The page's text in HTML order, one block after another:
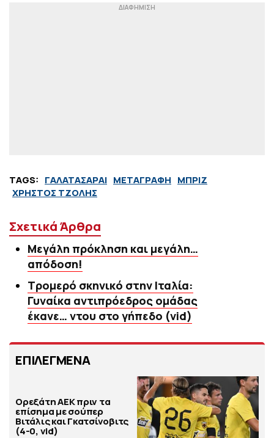
TAGS: ΓΑΛΑΤΑΣΑΡΑΙ ΜΕΤΑΓΡΑΦΗ ΜΠΡΙΖ
ΧΡΗΣΤΟΣ ΤΖΟΛΗΣ
Σχετικά Άρθρα
Μεγάλη πρόκληση και μεγάλη…
απόδοση!
Τρομερό σκηνικό στην Ιταλία:
Γυναίκα αντιπρόεδρος ομάδας
έκανε… ντου στο γήπεδο (vid)
ΕΠΙΛΕΓΜΕΝΑ
Ορεξάτη ΑΕΚ πριν τα
επίσημα με σούπερ
Βιτάλις και Γκατσίνοβιτς
(4-0, vid)